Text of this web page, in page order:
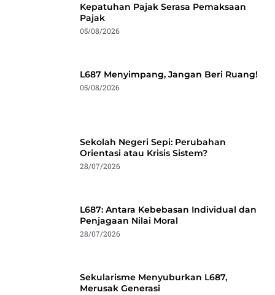
Kepatuhan Pajak Serasa Pemaksaan
Pajak
05/08/2026
L687 Menyimpang, Jangan Beri Ruang!
05/08/2026
Sekolah Negeri Sepi: Perubahan
Orientasi atau Krisis Sistem?
28/07/2026
L687: Antara Kebebasan Individual dan
Penjagaan Nilai Moral
28/07/2026
Sekularisme Menyuburkan L687,
Merusak Generasi